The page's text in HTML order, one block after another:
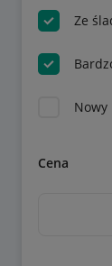
Ze
Nowy
Cena